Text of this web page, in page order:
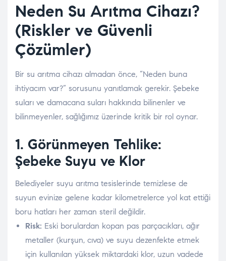
Neden Su Arıtma Cihazı?
(Riskler ve Güvenli
Çözümler)
Bir su arıtma cihazı almadan önce, “Neden buna
ihtiyacım var?” sorusunu yanıtlamak gerekir. Şebeke
suları ve damacana suları hakkında bilinenler ve
bilinmeyenler, sağlığımız üzerinde kritik bir rol oynar.
1. Görünmeyen Tehlike:
Şebeke Suyu ve Klor
Belediyeler suyu arıtma tesislerinde temizlese de
suyun evinize gelene kadar kilometrelerce yol kat ettiği
boru hatları her zaman steril değildir.
Risk: Eski borulardan kopan pas parçacıkları, ağır
metaller (kurşun, cıva) ve suyu dezenfekte etmek
için kullanılan yüksek miktardaki klor, uzun vadede